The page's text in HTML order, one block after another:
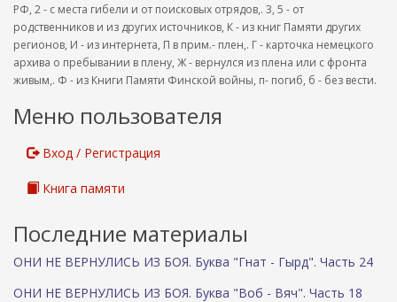
РФ, 2 - с места гибели и от поисковых отрядов,. 3, 5 - от
родственников и из других источников, К - из книг Памяти других
регионов, И - из интернета, П в прим.- плен,. Г - карточка немецкого
архива о пребывании в плену, Ж - вернулся из плена или с фронта
живым,. Ф - из Книги Памяти Финской войны, п- погиб, б - без вести.
Меню пользователя
Вход / Регистрация
Книга памяти
Последние материалы
ОНИ НЕ ВЕРНУЛИСЬ ИЗ БОЯ. Буква "Гнат - Гырд". Часть 24
ОНИ НЕ ВЕРНУЛИСЬ ИЗ БОЯ. Буква "Воб - Вяч". Часть 18